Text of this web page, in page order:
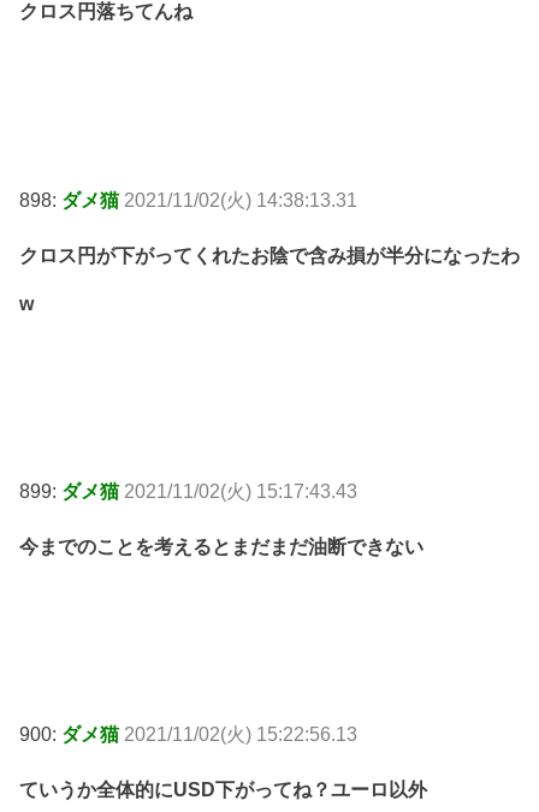
クロス円落ちてんね
898: ダメ猫 2021/11/02(火) 14:38:13.31
クロス円が下がってくれたお陰で含み損が半分になったわ
w
899: ダメ猫 2021/11/02(火) 15:17:43.43
今までのことを考えるとまだまだ油断できない
900: ダメ猫 2021/11/02(火) 15:22:56.13
ていうか全体的にUSD下がってね？ユーロ以外